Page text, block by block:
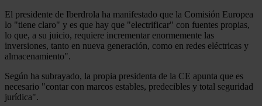
El presidente de Iberdrola ha manifestado que la Comisión Europea
lo "tiene claro" y es que hay que "electrificar" con fuentes propias,
lo que, a su juicio, requiere incrementar enormemente las
inversiones, tanto en nueva generación, como en redes eléctricas y
almacenamiento".
Según ha subrayado, la propia presidenta de la CE apunta que es
necesario "contar con marcos estables, predecibles y total seguridad
jurídica".